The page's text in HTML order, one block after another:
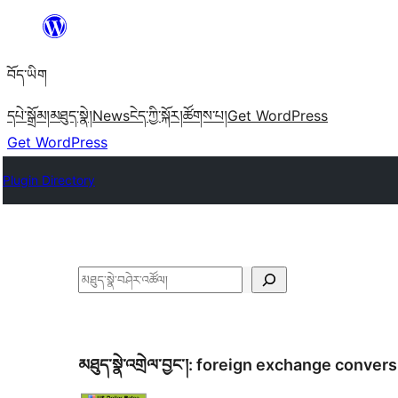
content
བོད་ཡིག
དཔེ་སྒྲོམ།མཐུད་སྣེ།Newsངེད་ཀྱི་སྐོར།ཚོགས་པ།Get WordPress
Get WordPress
Plugin Directory
བཤེར་
མཐུད་སྣེ་འགྲེལ་བྱང་།: foreign exchange